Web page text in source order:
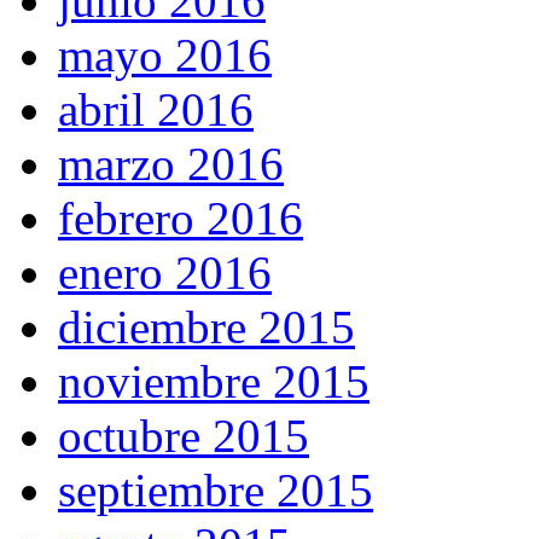
mayo 2016
abril 2016
marzo 2016
febrero 2016
enero 2016
diciembre 2015
noviembre 2015
octubre 2015
septiembre 2015